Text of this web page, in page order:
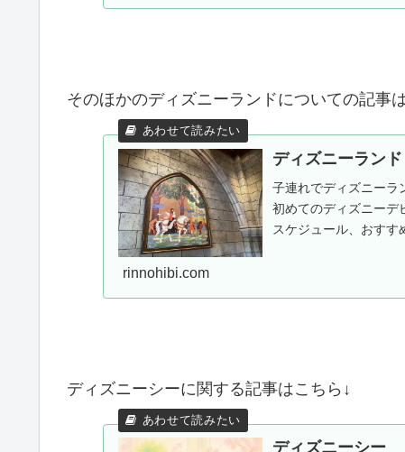
そのほかのディズニーランドについての記事
ディズニーランド
子連れでディズニーラ
初めてのディズニーデ
スケジュール、おすす
rinnohibi.com
ディズニーシーに関する記事はこちら↓
ディズニーシー